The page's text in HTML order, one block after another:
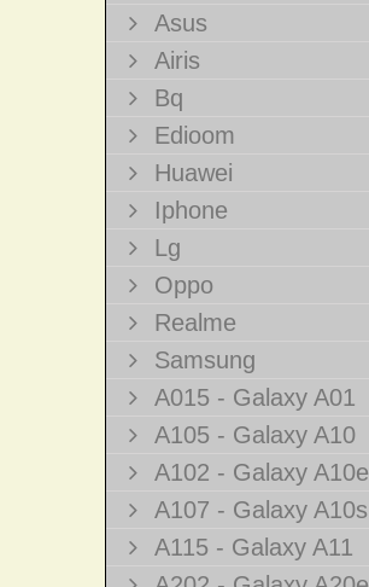
Asus
Airis
Bq
Edioom
Huawei
Iphone
Lg
Oppo
Realme
Samsung
A015 - Galaxy A01
A105 - Galaxy A10
A102 - Galaxy A10e
A107 - Galaxy A10s
A115 - Galaxy A11